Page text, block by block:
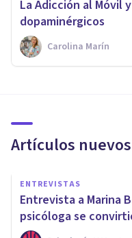
La Adicción al Móvil
dopaminérgicos
Carolina Marín
Artículos nuevos
ENTREVISTAS
Entrevista a Marina
psicóloga se